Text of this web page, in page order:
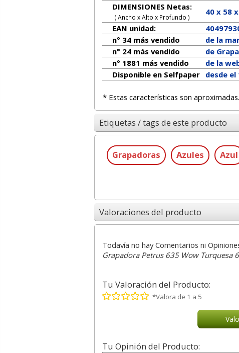
DIMENSIONES Netas:
( Ancho x Alto x Profundo )
40x 58x
EAN unidad:
n° 34 más vendido
de la
n° 24 más vendido
de
n° 1881 más vendido
de la
Disponible en Selfpaper
desde el
* Estas características son aproximadas.
Etiquetas / tags de este producto
Grapadoras Azules Azul
Valoraciones del producto
Todavía no hay Comentarios ni
Grapadora Petrus 635 Wow Turquesa
Tu Valoración del Producto:
*Valora de 1 a 5
Tu Opinión del Producto: